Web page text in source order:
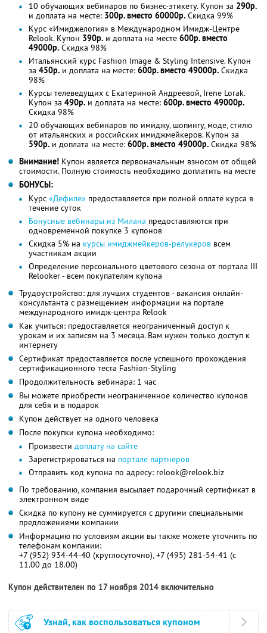
10 обучающих вебинаров по бизнес-этикету. Купон за 290р.
и доплата на месте: 300р. вместо 60000р. Скидка 99%
Курс «Имиджелогия» в Международном Имидж-Центре
Relook. Купон 390р. и доплата на месте 600р. вместо
49000р. Скидка 98%
Итальянский курс Fashion Image & Styling Intensive. Купон
за 450р. и доплата на месте: 600р. вместо 49000р. Скидка
98%
Курсы телеведущих с Екатериной Андреевой, Irene Lorak.
Купон за 490р. и доплата на месте: 600р. вместо 49000р.
Скидка 98%
20 обучающих вебинаров по имиджу, шопингу, моде, стилю
от итальянских и российских имиджмейкеров. Купон за
590р. и доплата на месте: 600р. вместо 49000р. Скидка 98%
Внимание! Купон является первоначальным взносом от общей
стоимости. Полную стоимость необходимо доплатить на месте
БОНУСЫ:
Курс «Дефиле» предоставляется при полной оплате курса в
течение суток
Бонусные вебинары из Милана предоставляются при
одновременной покупке 3 купонов
Скидка 5% на курсы имиджмейкеров-релукеров всем
участникам акции
Определение персонального цветового сезона от портала III
Relooker - всем покупателям купона
Трудоустройство: для лучших студентов - вакансия онлайн-
консультанта с размещением информации на портале
международного имидж-центра Relook
Как учиться: предоставляется неограниченный доступ к
урокам и их записям на 3 месяца. Вам нужен только доступ к
интернету
Сертификат предоставляется после успешного прохождения
сертификационного теста Fashion-Styling
Продолжительность вебинара: 1 час
Вы можете приобрести неограниченное количество купонов
для себя и в подарок
Купон действует на одного человека
После покупки купона необходимо:
Произвести доплату на сайте
Зарегистрироваться на портале партнеров
Отправить код купона по адресу: relook@relook.biz
По требованию, компания высылает подарочный сертификат в
электронном виде
Скидка по купону не суммируется с другими специальными
предложениями компании
Информацию по условиям акции вы также можете уточнить по
телефонам компании:
+7 (952) 934-44-40 (круглосуточно), +7 (495) 281-54-41 (с
11.00 до 18.00)
Купон действителен по 17 ноября 2014 включительно
Узнай, как воспользоваться купоном